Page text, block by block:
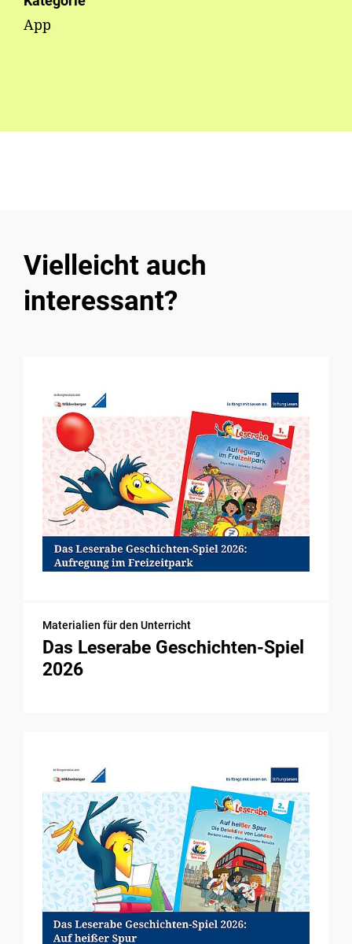
App
Vielleicht auch
interessant?
Materialien für den Unterricht
Das Leserabe Geschichten-Spiel
2026